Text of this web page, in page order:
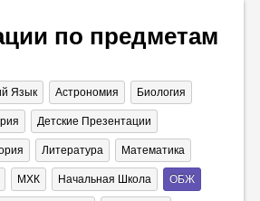
по предметам
Язык Астрономия Биология
Детские Презентации
Литература Математика
МХК Начальная Школа ОБЖ